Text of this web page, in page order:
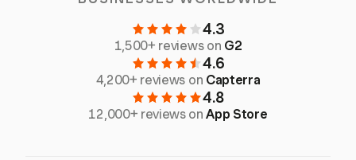
4.3
1,500+ reviews on G2
4.6
4,200+ reviews on Capterra
4.8
12,000+ reviews onApp Store